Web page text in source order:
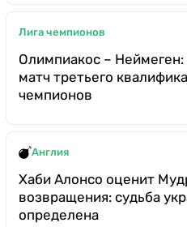
Лига чемпионов
Олимпиакос –
матч третьего
чемпионов
Англия
Хаби Алонсо оценит
возвращения: судьба
определена